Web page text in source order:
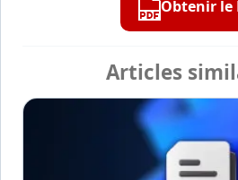
Obtenir le
Articles